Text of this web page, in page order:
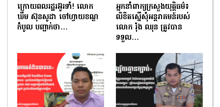
ក្រោយពលរដ្ឋរអ៊ូរទាំ! លោក
ឃឹម ស៊ុនសូដា ចៅហ្វាយខណ្ឌ
កំបូល បញ្ជាក់ថា…
អ្នកនាំពាក្យក្រសួងយុត្តិធម៌៖
លិខិតស្នើសុំអន្តរាគមន៍របស់
លោក រ៉ុង ឈុន ត្រូវបាន
ទទួល…